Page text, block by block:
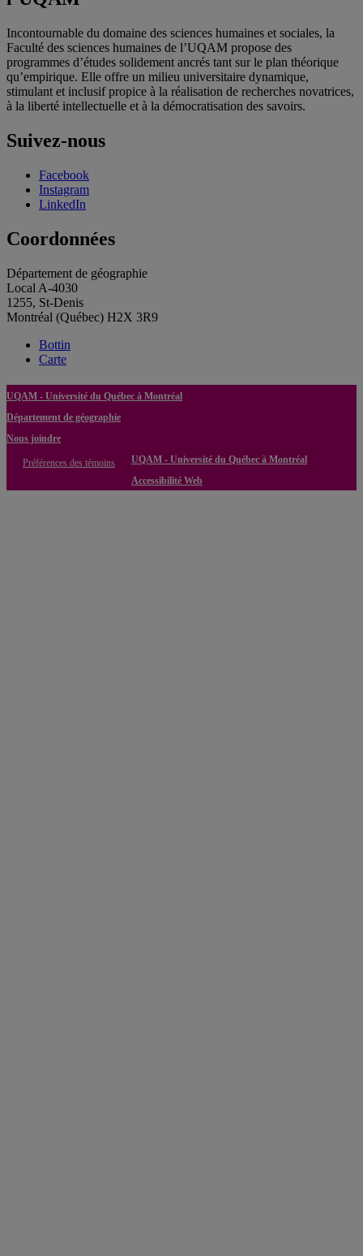
Incontournable du domaine des sciences humaines et sociales, la
Faculté des sciences humaines de l’UQAM propose des
programmes d’études solidement ancrés tant sur le plan théorique
qu’empirique. Elle offre un milieu universitaire dynamique,
stimulant et inclusif propice à la réalisation de recherches novatrices,
à la liberté intellectuelle et à la démocratisation des savoirs.
Suivez-nous
Facebook
Instagram
LinkedIn
Coordonnées
Département de géographie
Local A-4030
1255, St-Denis
Montréal (Québec) H2X 3R9
Bottin
Carte
UQAM - Université du Québec à Montréal
Département de géographie
Nous joindre
Préférences des témoins
UQAM - Université du Québec à Montréal
Accessibilité Web